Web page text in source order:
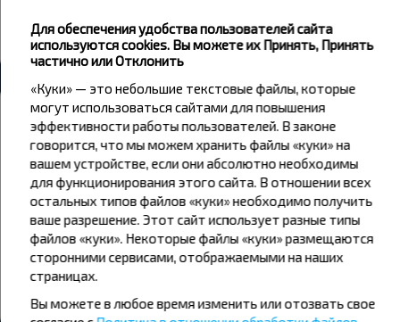
Красулино
Все автовокзалы Антоновка
Погода
07
+17°C Вечер
08
+17°C Утро
+20°C День
09
+16°C
+20°C
Для обеспечения удобства пользователей сайта
используются cookies. Вы можете их Принять, Принять
частично или Отклонить
«Куки» — это небольшие текстовые файлы, которые
могут использоваться сайтами для повышения
эффективности работы пользователей. В законе
говорится, что мы можем хранить файлы «куки» на
вашем устройстве, если они абсолютно необходимы
для функционирования этого сайта. В отношении всех
остальных типов файлов «куки» необходимо получить
ваше разрешение. Этот сайт использует разные типы
файлов «куки». Некоторые файлы «куки» размещаются
сторонними сервисами, отображаемыми на наших
страницах.
Вы можете в любое время изменить или отозвать свое